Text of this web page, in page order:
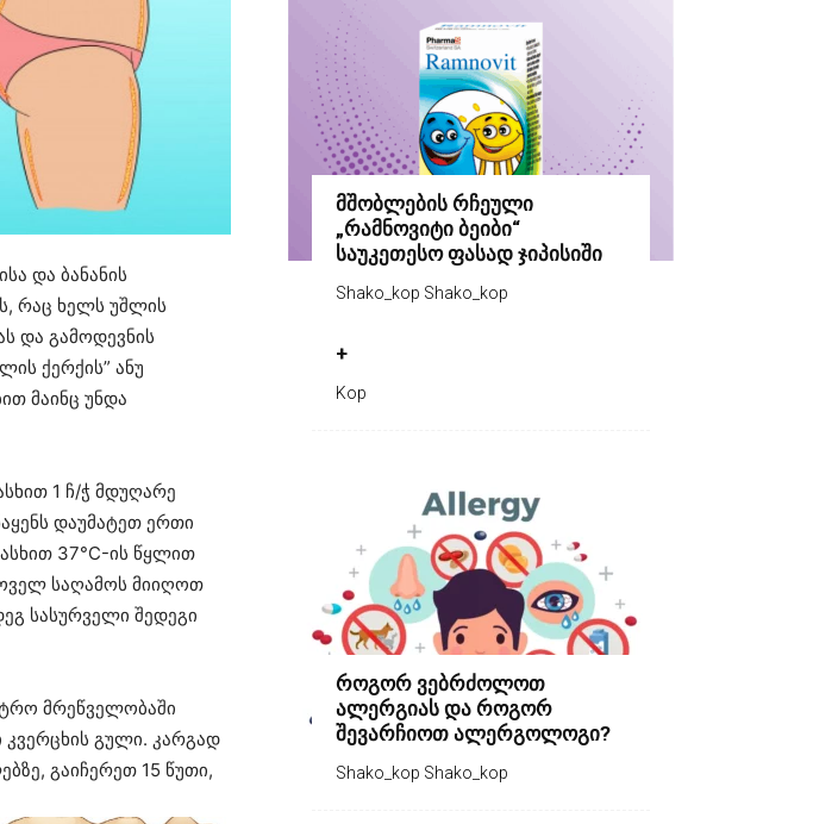
და ბანანის
რაც ხელს უშლის
და გამოდევნის
ქერქის” ანუ
მაინც უნდა
1 ჩ/ჭ მდუღარე
დაუმატეთ ერთი
37°C-ის წყლით
საღამოს მიიღოთ
სასურველი შედეგი
მრეწველობაში
გული. კარგად
გაიჩერეთ 15 წუთი,
მშობლების რჩეული
„რამნოვიტი ბეიბი“
საუკეთესო ფასად ჯიპისიში
Shako_kop Shako_kop
+
Kop
როგორ ვებრძოლოთ
ალერგიას და როგორ
შევარჩიოთ ალერგოლოგი?
Shako_kop Shako_kop